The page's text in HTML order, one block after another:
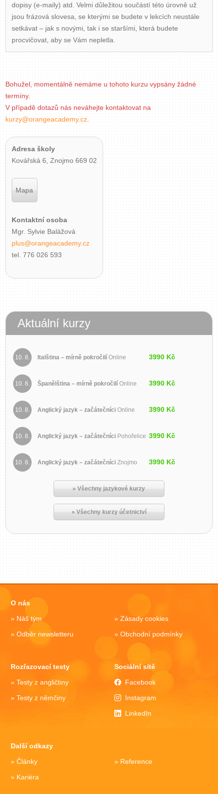
dopisy (e-maily) atd. Velmi důležitou součástí této úrovně už
jsou frázová slovesa, se kterými se budete v lekcích neustále
setkávat – jak s novými, tak i se staršími, která budete
procvičovat, aby se Vám nepletla.
Bohužel, momentálně nemáme u tohoto kurzu vypsány žádné
termíny.
V případě dotazů nás neváhejte kontaktovat na
kurzy@orangeacademy.cz
Adresa školy
Kovářská 6, Znojmo 669 02
Mapa
Kontaktní osoba
Mgr. Sylvie Balážová
plus@orangeacademy.cz
tel. 776 026 593
Aktuální kurzy
10. 8. Italština – mírně pokročilíOnline 3990 Kč
10. 8. Španělština – mírně pokročilíOnline 3990 Kč
10. 8. Anglický jazyk – začátečníciOnline 3990 Kč
10. 8. Anglický jazyk – začátečníci Pohořelice 3990 Kč
10. 8. Anglický jazyk – začátečníciZnojmo 3990 Kč
» Všechny jazykové kurzy
» Všechny kurzy účetnictví
O nás
Náš tým
Odběr newsletteru
Zásady cookies
Obchodní podmínky
Rozřazovací testy
Testy z angličtiny
Testy z němčiny
Sociální sítě
Facebook
Instagram
LinkedIn
Další odkazy
Články
Kariéra
Reference